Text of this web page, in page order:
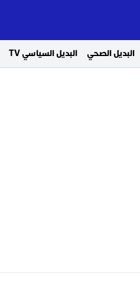
البديل الصحي البديل السياسي TV